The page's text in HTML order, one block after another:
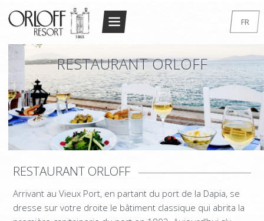
ACCUEIL
LE RESORT
L’ARCHITECTURE
ACCOMMODATION
STANDARD DOUBLE/TWIN
SUPERIOR DOUBLE/TWIN
STANDARD STUDIO
LUXURY STUDIO
Return to
GR
FR
DE
IT
RU
RESTAURANT ORLOFF
RESTAURANT ORLOFF
Arrivant au Vieux Port, en partant du port de la Dapia, se
dresse sur votre droite le bâtiment classique qui abrita la